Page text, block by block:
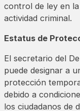
control de ley en
actividad criminal.
Estatus de
El secretario del
puede designar a
protección
debido a
los ciudadanos de